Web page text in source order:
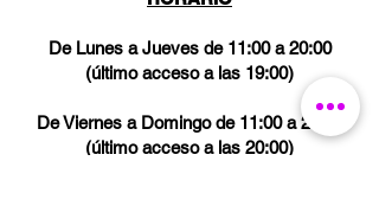
De Lunes a Jueves de 11:00 a 20:00
(último acceso a las 19:00)
De Viernes a Domingo de 11:00 a 21:00
(último acceso a las 20:00)